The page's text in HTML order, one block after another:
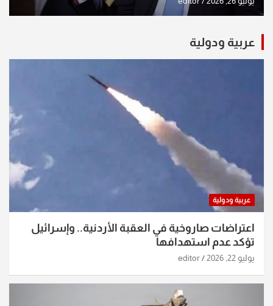
عربية ودولية
عربية ودولية
اعتراضات صاروخية في العقبة الأردنية.. وإسرائيل
تؤكد عدم استهدافها
يوليو 22, 2026 editor